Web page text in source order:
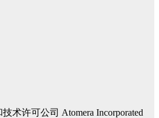
术许可公司 Atomera Incorporated